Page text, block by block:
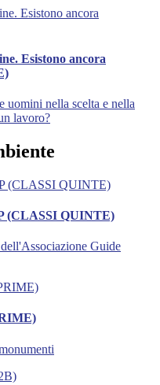
Esistono ancora
uomini nella scelta e nella
lavoro?
(CLASSI QUINTE)
Guide